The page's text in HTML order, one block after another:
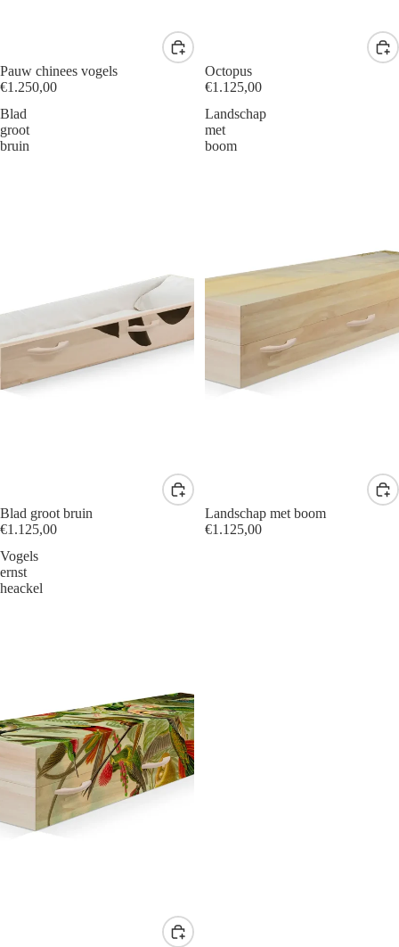
Pauw chinees vogels
€1.250,00
Octopus
€1.125,00
Blad
groot
bruin
Blad groot bruin
€1.125,00
Landschap
met
boom
Landschap met boom
€1.125,00
Vogels
ernst
heackel